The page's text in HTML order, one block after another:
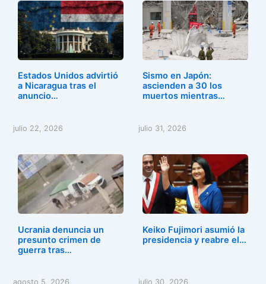
Estados Unidos advirtió
a Nicaragua tras el
anuncio…
julio 22, 2026
Sismo en Japón:
ascienden a 30 los
muertos mientras…
julio 31, 2026
Ucrania denuncia un
presunto crimen de
guerra tras…
agosto 5, 2026
Keiko Fujimori asumió la
presidencia y reabre el…
julio 30, 2026